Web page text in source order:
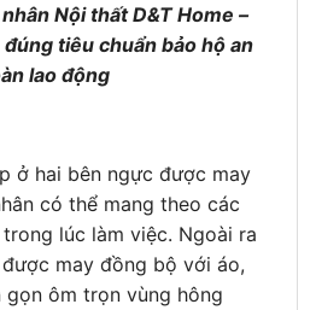
Nội thất D&T Home –
tiêu chuẩn bảo hộ an
lao động
ở hai bên ngực được may
có thể mang theo các
lúc làm việc. Ngoài ra
may đồng bộ với áo,
ôm trọn vùng hông